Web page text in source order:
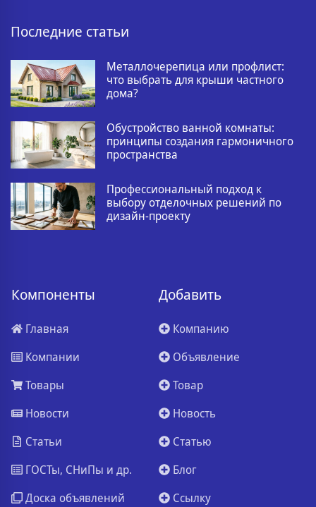
Последние статьи
Металлочерепица или профлист:
что выбрать для крыши частного
дома?
Обустройство ванной комнаты:
принципы создания гармоничного
пространства
Профессиональный подход к
выбору отделочных решений по
дизайн-проекту
Компоненты
Главная
Компании
Товары
Новости
Статьи
ГОСТы, СНиПы и др.
Доска объявлений
Добавить
Компанию
Объявление
Товар
Новость
Статью
Блог
Ссылку